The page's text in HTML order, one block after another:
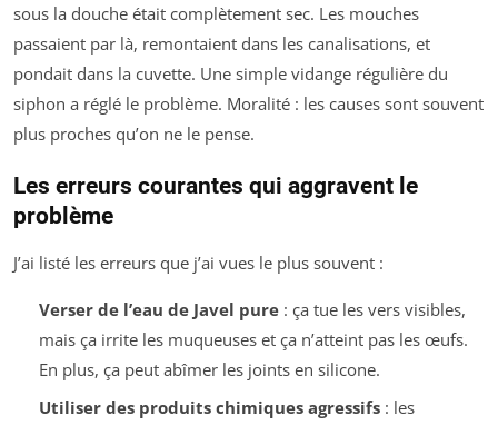
sous la douche était complètement sec. Les mouches
passaient par là, remontaient dans les canalisations, et
pondait dans la cuvette. Une simple vidange régulière du
siphon a réglé le problème. Moralité : les causes sont souvent
plus proches qu’on ne le pense.
Les erreurs courantes qui aggravent le
problème
J’ai listé les erreurs que j’ai vues le plus souvent :
Verser de l’eau de Javel pure: ça tue les vers visibles,
mais ça irrite les muqueuses et ça n’atteint pas les œufs.
En plus, ça peut abîmer les joints en silicone.
Utiliser des produits chimiques agressifs: les